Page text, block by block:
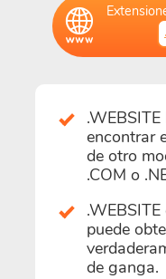
encontrar
de otro
.COM o
puede
de ganga.